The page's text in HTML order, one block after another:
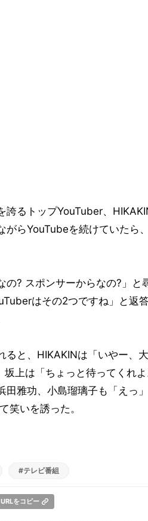
誇るトップYouTuber、
がらYouTubeを続けていたら
の? スポンサーからなの?」と
はその2つですね」と返
ると、HIKAKINは「いやー、
上は「ちょっと待ってくれ
田雅功、小島瑠璃子も「えっ
笑いを誘った。
#テレビ番組
URLをコピー